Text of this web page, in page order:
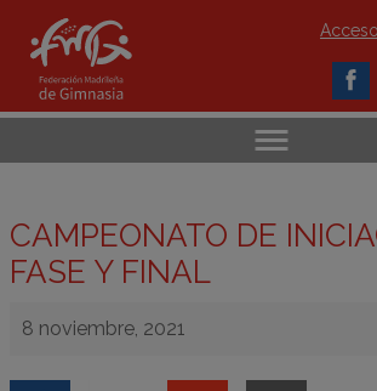
CAMPEONATO DE
FASE Y FINAL
8 noviembre, 2021